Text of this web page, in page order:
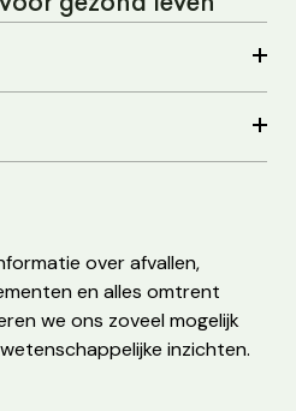
over afvallen,
en alles omtrent
we ons zoveel mogelijk
inzichten.